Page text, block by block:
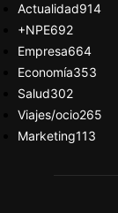
Actualidad914
+NPE692
Empresa664
Economía353
Salud302
Viajes/ocio265
Marketing113